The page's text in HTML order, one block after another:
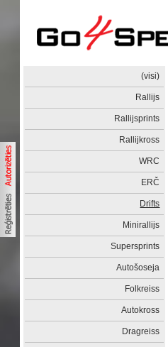
(visi)
Rallijs
Rallijsprints
Rallijkross
WRC
ERČ
Drifts
Minirallijs
Supersprints
Autošoseja
Folkreiss
Autokross
Dragreiss